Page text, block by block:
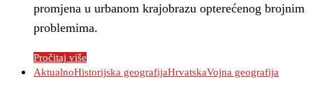
promjena u urbanom krajobrazu opterećenog brojnim
problemima.
Pročitaj više
AktualnoHistorijska geografijaHrvatskaVojna geografija